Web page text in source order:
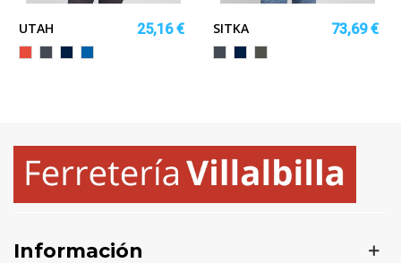
UTAH
25,16 €
SITKA
73,69 €
Información